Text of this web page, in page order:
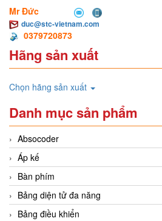
Mr Đức
duc@stc-vietnam.com
0379720873
Hãng sản xuất
Chọn hãng sản xuất
Danh mục sản phẩm
Absocoder
Áp kế
Bàn phím
Bảng diện tử đa năng
Bảng điều khiển